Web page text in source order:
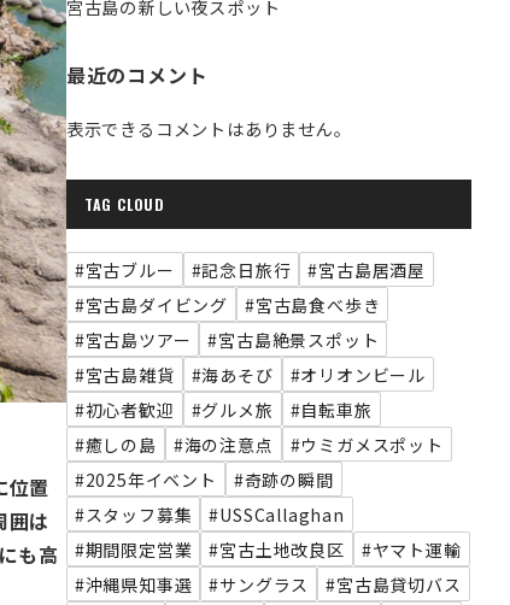
位置
囲は
も高
宮古島の新しい夜スポット
最近のコメント
表示できるコメントはありません。
TAG CLOUD
#宮古ブルー #記念日旅行
#宮古島居酒屋
#宮古島ダイビング
#宮古島食べ歩き
#宮古島ツアー
#宮古島絶景スポット
#宮古島雑貨
#海あそび
#オリオンビール
#初心者歓迎
#グルメ旅
#自転車旅
#癒しの島
#海の注意点
#ウミガメスポット
#2025年イベント
#奇跡の瞬間
#スタッフ募集
#USSCallaghan
#期間限定営業
#宮古土地改良区
#ヤマト運輸
#沖縄県知事選
#サングラス
#宮古島貸切バス